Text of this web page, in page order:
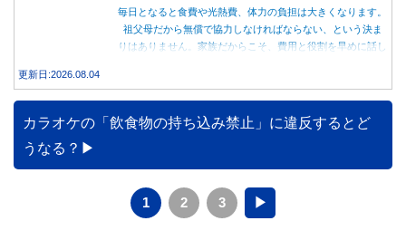
毎日となると食費や光熱費、体力の負担は大きくなります。
祖父母だから無償で協力しなければならない、という決ま
りはありません。家族だからこそ、費用と役割を早めに話し
更新日:2026.08.04
カラオケの「飲食物の持ち込み禁止」に違反するとど
うなる？
1 2 3 ▶